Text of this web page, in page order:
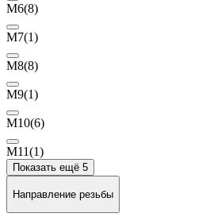
М6(8)
М7(1)
М8(8)
М9(1)
М10(6)
М11(1)
Показать ещё 5
Направление резьбы